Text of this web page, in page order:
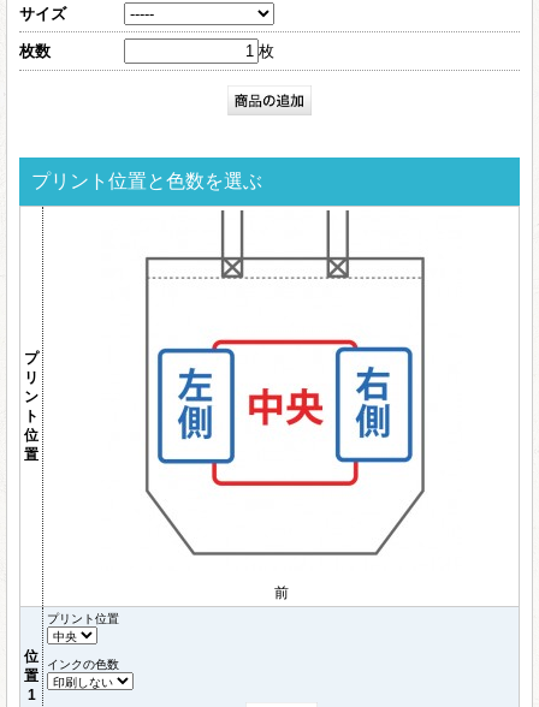
サイズ
枚数 枚
プリント位置と色数を選ぶ
プ
リ
ン
ト
位
置
前
位
置
1
プリント位置
インクの色数